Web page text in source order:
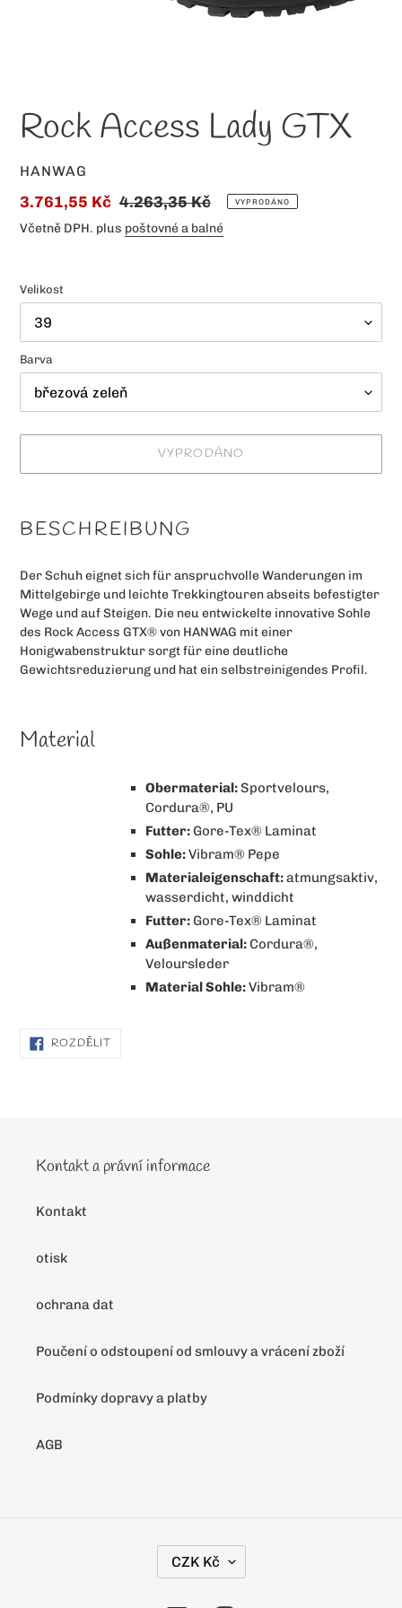
Rock Access Lady GTX
PRODAVAČ
HANWAG
Speciální
cena
3.761,55 Kč Normální
cena
4.263,35 Kč VYPRODÁNO
Včetně DPH. plus poštovné a balné
Velikost
Barva
VYPRODÁNO
je
přidán
košíku
BESCHREIBUNG
Der Schuh eignet sich für anspruchvolle Wanderungen im
Mittelgebirge und leichte Trekkingtouren abseits befestigter
Wege und auf Steigen. Die neu entwickelte innovative Sohle
des Rock Access GTX® von HANWAG mit einer
Honigwabenstruktur sorgt für eine deutliche
Gewichtsreduzierung und hat ein selbstreinigendes Profil.
Material
Obermaterial:Sportvelours,
Cordura®, PU
Futter: Gore-Tex® Laminat
Sohle:Vibram® Pepe
Materialeigenschaft:atmungsaktiv,
wasserdicht, winddicht
Futter: Gore-Tex® Laminat
Außenmaterial: Cordura®,
Veloursleder
Material Sohle:Vibram®
ROZDĚLITSDÍLET
Kontakt a právní informace
Kontakt
otisk
ochrana dat
Poučení o odstoupení od smlouvy a vrácení zboží
Podmínky dopravy a platby
AGB
M
Ě
CZK Kč